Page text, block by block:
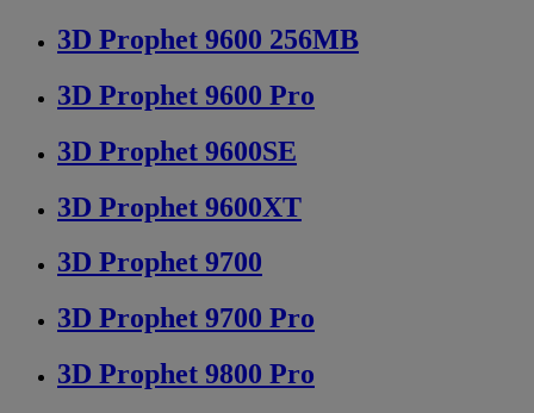
3D Prophet 9600 256MB
3D Prophet 9600 Pro
3D Prophet 9600SE
3D Prophet 9600XT
3D Prophet 9700
3D Prophet 9700 Pro
3D Prophet 9800 Pro